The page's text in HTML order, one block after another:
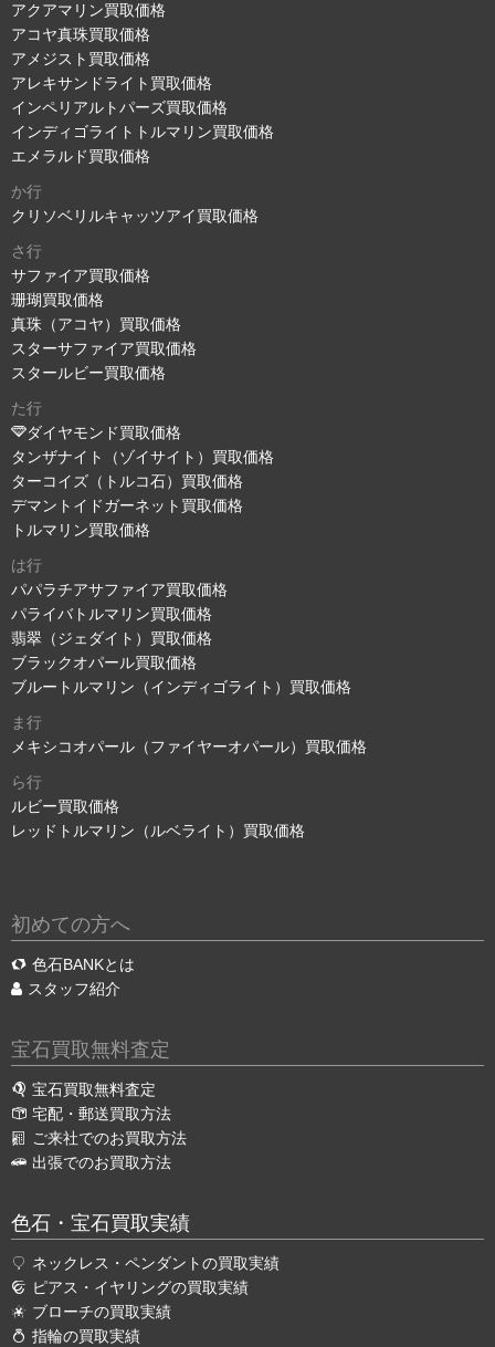
アクアマリン買取価格
アコヤ真珠買取価格
アメジスト買取価格
アレキサンドライト買取価格
インペリアルトパーズ買取価格
インディゴライトトルマリン買取価格
エメラルド買取価格
か行
クリソベリルキャッツアイ買取価格
さ行
サファイア買取価格
珊瑚買取価格
真珠（アコヤ）買取価格
スターサファイア買取価格
スタールビー買取価格
た行
ダイヤモンド買取価格
タンザナイト（ゾイサイト）買取価格
ターコイズ（トルコ石）買取価格
デマントイドガーネット買取価格
トルマリン買取価格
は行
パパラチアサファイア買取価格
パライバトルマリン買取価格
翡翠（ジェダイト）買取価格
ブラックオパール買取価格
ブルートルマリン（インディゴライト）買取価格
ま行
メキシコオパール（ファイヤーオパール）買取価格
ら行
ルビー買取価格
レッドトルマリン（ルベライト）買取価格
初めての方へ
色石BANKとは
スタッフ紹介
宝石買取無料査定
宝石買取無料査定
宅配・郵送買取方法
ご来社でのお買取方法
出張でのお買取方法
色石・宝石買取実績
ネックレス・ペンダントの買取実績
ピアス・イヤリングの買取実績
ブローチの買取実績
指輪の買取実績